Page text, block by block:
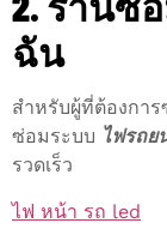
ฉัน
สำหรับผู้ที่ต้องกา
ซ่อมระบบ ไฟรถย
รวดเร็ว
ไฟ หน้า รถ led